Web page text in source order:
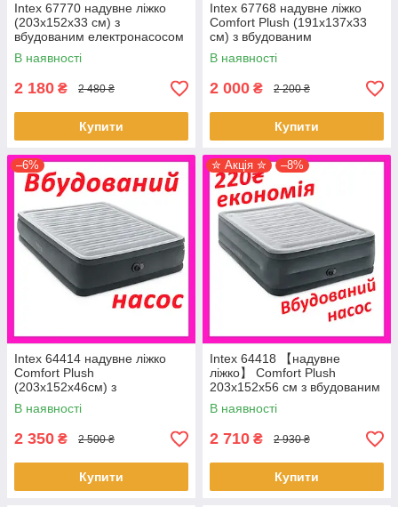
Intex 67770 надувне ліжко
(203x152x33 см) з
вбудованим електронасосом
В наявності
2 180 ₴ 2 480 ₴
Купити
Intex 67768 надувне ліжко
Comfort Plush (191x137x33
см) з вбудованим
електронасосом
В наявності
2 000 ₴ 2 200 ₴
Купити
–6%
Intex 64414 надувне ліжко
Comfort Plush
(203х152х46см) з
вбудованим електронасосом
В наявності
2 350 ₴ 2 500 ₴
Купити
✮ Акція ✮ –8%
Intex 64418 【надувне
ліжко】 Comfort Plush
203x152x56 см з вбудованим
електронасосом✅️
В наявності
2 710 ₴ 2 930 ₴
Купити